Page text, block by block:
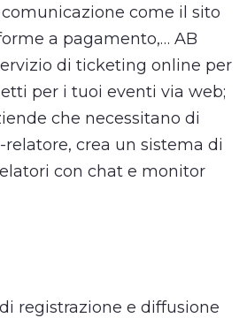
come il sito
a pagamento,… AB
di ticketing online per
per i tuoi eventi via web;
che necessitano di
crea un sistema di
con chat e monitor
registrazione e diffusione